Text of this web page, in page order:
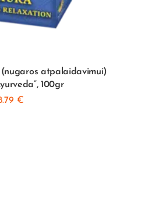
atpalaidavimui)
100gr
€